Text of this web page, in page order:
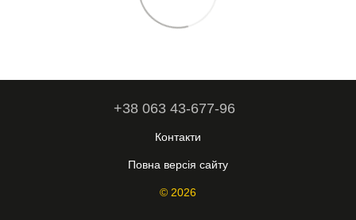
+38 063 43-677-96
Контакти
Повна версія сайту
© 2026